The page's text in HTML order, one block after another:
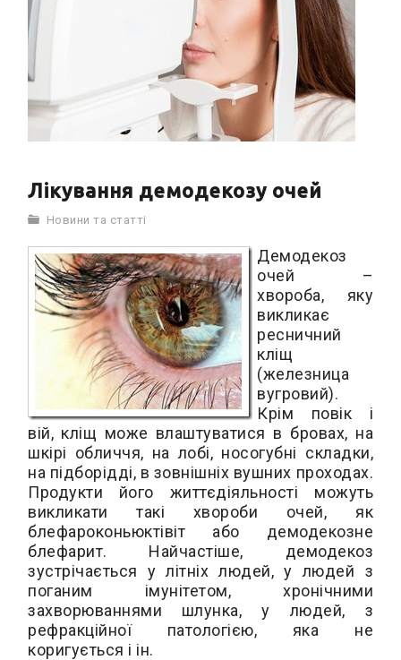
Лікування демодекозу очей
Новини та статті
Демодекоз
очей –
хвороба, яку
викликає
ресничний
кліщ
(железница
вугровий).
Крім повік і
вій, кліщ може влаштуватися в бровах, на
шкірі обличчя, на лобі, носогубні складки,
на підборідді, в зовнішніх вушних проходах.
Продукти його життєдіяльності можуть
викликати такі хвороби очей, як
блефароконьюктівіт або демодекозне
блефарит. Найчастіше, демодекоз
зустрічається у літніх людей, у людей з
поганим імунітетом, хронічними
захворюваннями шлунка, у людей, з
рефракційної патологією, яка не
коригується і ін.